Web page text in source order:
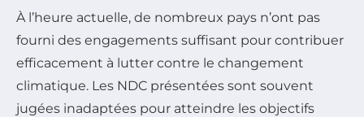
À l’heure actuelle, de nombreux pays n’ont pas
fourni des engagements suffisant pour contribuer
efficacement à lutter contre le changement
climatique. Les NDC présentées sont souvent
jugées inadaptées pour atteindre les objectifs